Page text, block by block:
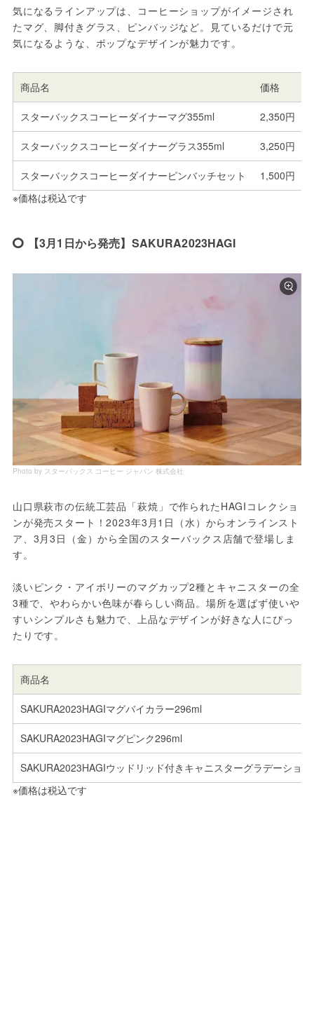
気になるラインアップは、コーヒーショップがイメージされ
たマグ、脚付きグラス、ピンバッジなど。見ているだけで元
気になるような、ポップなデザインが魅力です。
商品名 価格
スターバックスコーヒーダイナーマグ355ml 2,350円
スターバックスコーヒーダイナーグラス355ml 3,250円
スターバックスコーヒーダイナーピンバッチセット
1,500円
※価格は税込です
【3月1日から発売】SAKURA2023HAGI
Photo by スターバックス コーヒー ジャパン 株式会社
山口県萩市の伝統工芸品「萩焼」で作られたHAGIコレクショ
ンが発売スタート！2023年3月1日（水）からオンラインスト
ア、3月3日（金）から全国のスターバックス店舗で登場しま
す。
淡いピンク・アイボリーのマグカップ2種とキャニスターの全
3種で、やわらかい色味が春らしい商品。場所を選ばず使いや
すいシンプルさも魅力で、上品なデザインが好きな人にぴっ
たりです。
商品名
SAKURA2023HAGIマグバイカラー296ml
SAKURA2023HAGIマグピンク296ml
SAKURA2023HAGIウッドリッド付きキャニスターグラデーション
※価格は税込です